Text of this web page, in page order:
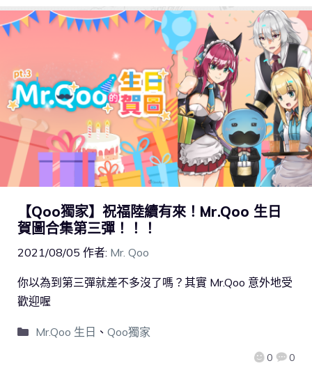
【Qoo獨家】祝福陸續有來！Mr.Qoo 生日
賀圖合集第三彈！！！
2021/08/05 作者: Mr. Qoo
0 0
你以為到第三彈就差不多沒了嗎？其實 Mr.Qoo 意外地受
歡迎喔
Mr.Qoo 生日 、 Qoo獨家